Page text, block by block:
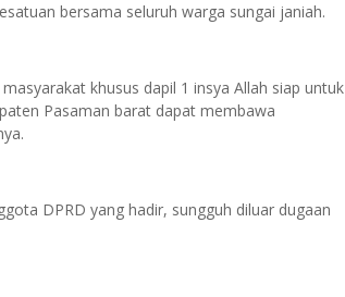
bersama seluruh warga sungai janiah.
khusus dapil 1 insya Allah siap untuk
Pasaman barat dapat membawa
DPRD yang hadir, sungguh diluar dugaan